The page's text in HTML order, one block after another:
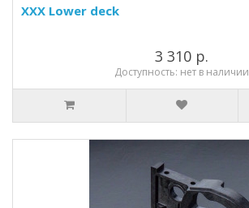
XXX Lower deck
3 310 р.
Доступность: нет в наличии